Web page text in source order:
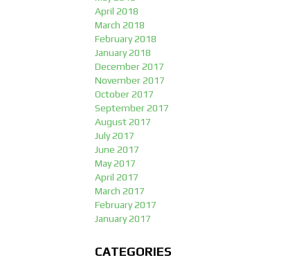
April 2018
March 2018
February 2018
January 2018
December 2017
November 2017
October 2017
September 2017
August 2017
July 2017
June 2017
May 2017
April 2017
March 2017
February 2017
January 2017
CATEGORIES